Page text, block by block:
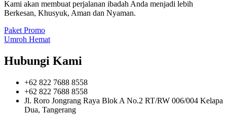
Kami akan membuat perjalanan ibadah Anda menjadi lebih
Berkesan, Khusyuk, Aman dan Nyaman.
Paket Promo
Umroh Hemat
Hubungi Kami
+62 822 7688 8558
+62 822 7688 8558
Jl. Roro Jongrang Raya Blok A No.2 RT/RW 006/004 Kelapa
Dua, Tangerang